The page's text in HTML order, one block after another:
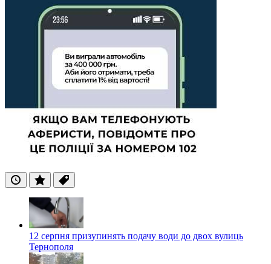
ОстанніПопулярні
Теги
12 серпня призупинять подачу води до двох вулиць
Тернополя